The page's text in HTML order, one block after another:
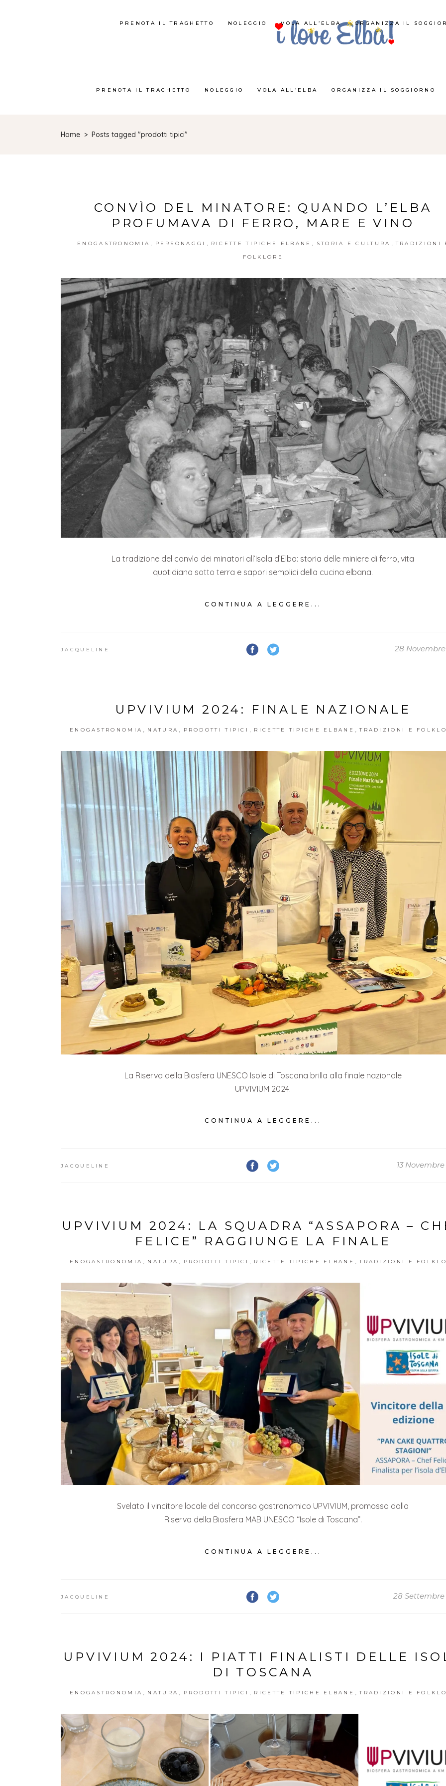
PRENOTA IL TRAGHETTO NOLEGGIO VOLA ALL’ELBA ORGANIZZA IL SOGGIORNO
PRENOTA IL TRAGHETTO NOLEGGIO VOLA ALL’ELBA ORGANIZZA IL
Home > Posts tagged "prodotti tipici"
CONVÌO DEL MINATORE: QUANDO L’ELBA
PROFUMAVA DI FERRO, MARE E VINO
ENOGASTRONOMIA PERSONAGGI RICETTE TIPICHE ELBANE STORIA E CULTURA TRADIZIONI
FOLKLORE
La tradizione del convìo dei minatori all’Isola d’Elba: storia delle miniere di ferro, vita
quotidiana sotto terra e sapori semplici della cucina elbana.
CONTINUA A LEGGERE...
JACQUELINE 28
UPVIVIUM 2024: FINALE NAZIONALE
ENOGASTRONOMIA NATURA PRODOTTI TIPICI RICETTE TIPICHE ELBANE TRADIZIONI E
La Riserva della Biosfera UNESCO Isole di Toscana brilla alla finale nazionale
UPVIVIUM 2024.
CONTINUA A LEGGERE...
JACQUELINE 13
UPVIVIUM 2024: LA SQUADRA “ASSAPORA –
FELICE” RAGGIUNGE LA FINALE
ENOGASTRONOMIA NATURA PRODOTTI TIPICI RICETTE TIPICHE ELBANE TRADIZIONI E
Svelato il vincitore locale del concorso gastronomico UPVIVIUM, promosso dalla
Riserva della Biosfera MAB UNESCO “Isole di Toscana”.
CONTINUA A LEGGERE...
JACQUELINE 28 Settembre
UPVIVIUM 2024: I PIATTI FINALISTI DELLE
DI TOSCANA
ENOGASTRONOMIA NATURA PRODOTTI TIPICI RICETTE TIPICHE ELBANE TRADIZIONI E